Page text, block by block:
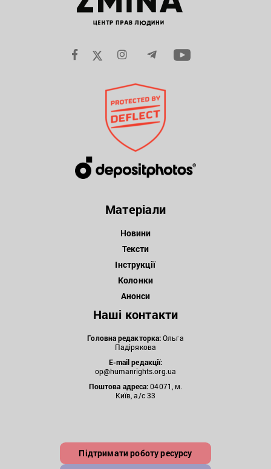
Матеріали
Новини
Тексти
Інструкції
Колонки
Анонси
Наші контакти
Головна редакторка:Ольга
Падірякова
E-mail редакції:
op@humanrights.org.ua
Поштова адреса:04071, м.
Київ, а/с 33
Підтримати роботу ресурсу